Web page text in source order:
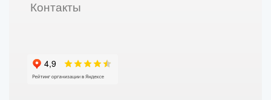
Контакты